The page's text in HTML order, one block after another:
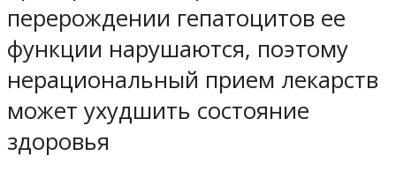
перерождении гепатоцитов ее
функции нарушаются, поэтому
нерациональный прием лекарств
может ухудшить состояние
здоровья